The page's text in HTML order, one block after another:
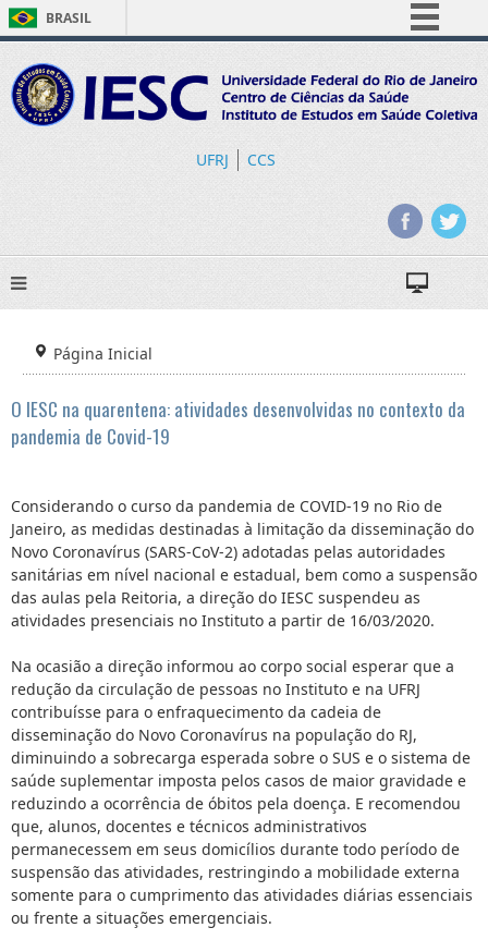
BRASIL
Comunica BR
Participe
UFRJ CCS
Página Inicial
O IESC na quarentena: atividades desenvolvidas no contexto da
pandemia de Covid-19
Considerando o curso da pandemia de COVID-19 no Rio de
Janeiro, as medidas destinadas à limitação da disseminação do
Novo Coronavírus (SARS-CoV-2) adotadas pelas autoridades
sanitárias em nível nacional e estadual, bem como a suspensão
das aulas pela Reitoria, a direção do IESC suspendeu as
atividades presenciais no Instituto a partir de 16/03/2020.
Na ocasião a direção informou ao corpo social esperar que a
redução da circulação de pessoas no Instituto e na UFRJ
contribuísse para o enfraquecimento da cadeia de
disseminação do Novo Coronavírus na população do RJ,
diminuindo a sobrecarga esperada sobre o SUS e o sistema de
saúde suplementar imposta pelos casos de maior gravidade e
reduzindo a ocorrência de óbitos pela doença. E recomendou
que, alunos, docentes e técnicos administrativos
permanecessem em seus domicílios durante todo período de
suspensão das atividades, restringindo a mobilidade externa
somente para o cumprimento das atividades diárias essenciais
ou frente a situações emergenciais.